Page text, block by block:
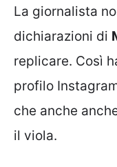
La giornalista
dichiarazioni di
replicare. Così
profilo
che anche
il viola.